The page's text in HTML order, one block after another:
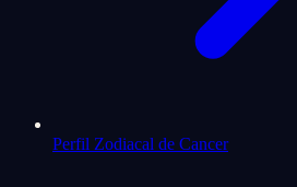
Perfil Zodiacal de Cancer